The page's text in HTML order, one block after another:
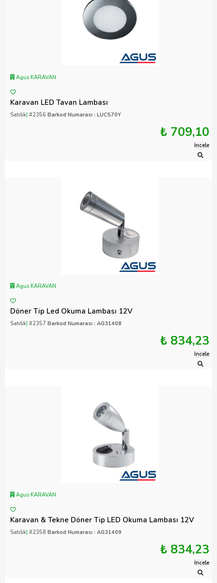
Agus KARAVAN
Karavan LED Tavan Lambası
Satılık| #2356 Barkod Numarası : LUC570Y
₺ 709,10
İncele
Agus KARAVAN
Döner Tip Led Okuma Lambası 12V
Satılık| #2357 Barkod Numarası : AG31408
₺ 834,23
İncele
Agus KARAVAN
Karavan & Tekne Döner Tip LED Okuma Lambası 12V
Satılık| #2358 Barkod Numarası : AG31409
₺ 834,23
İncele